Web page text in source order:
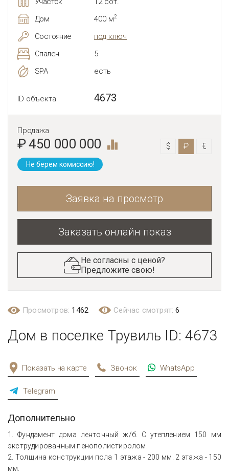
Дом
400 м2
Состояние
под ключ
Спален
5
SPA
есть
ID объекта 4673
Продажа
₽ 450 000 000 $ ₽ €
Не берем комиссию!
Заявка на просмотр
Заказать онлайн показ
Не согласны с ценой?
Предложите свою!
Просмотров: 1462 Сейчас смотрят:6
Дом в поселке Трувиль ID: 4673
Показать на карте Звонок WhatsApp
Telegram
Дополнительно
1. Фундамент дома ленточный ж/б. С утеплением 150 мм
экструдированным пенополистиролом.
2. Толщина конструкции пола 1 этажа - 200 мм. 2 этажа - 150
мм.